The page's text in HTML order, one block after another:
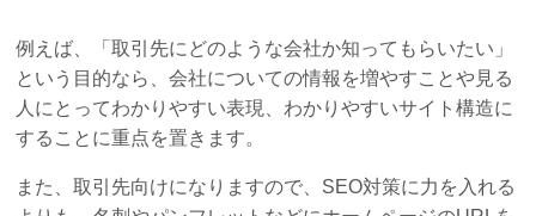
例えば、「取引先にどのような会社か知ってもらいたい」
という目的なら、会社についての情報を増やすことや見る
人にとってわかりやすい表現、わかりやすいサイト構造に
することに重点を置きます。
また、取引先向けになりますので、SEO対策に力を入れる